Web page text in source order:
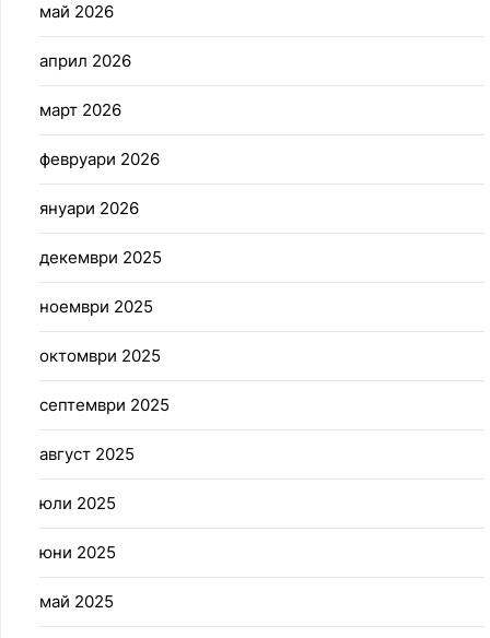
май 2026
април 2026
март 2026
февруари 2026
януари 2026
декември 2025
ноември 2025
октомври 2025
септември 2025
август 2025
юли 2025
юни 2025
май 2025